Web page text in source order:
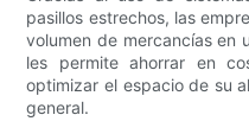
pasillos estrechos, las
volumen de mercancías en
les permite ahorrar en
optimizar el espacio de su
general.